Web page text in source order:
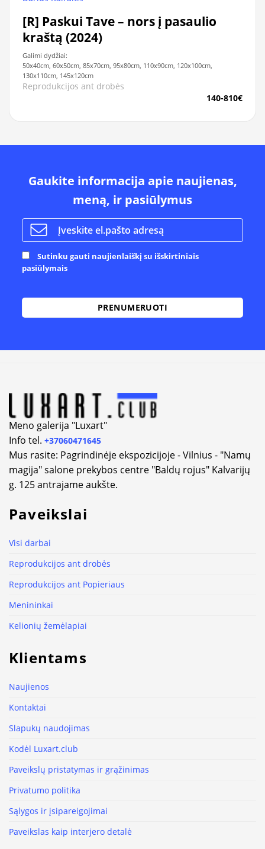
[R] Paskui Tave – nors į pasaulio
kraštą (2024)
Galimi dydžiai:
50x40cm, 60x50cm, 85x70cm, 95x80cm, 110x90cm, 120x100cm,
130x110cm, 145x120cm
Reprodukcijos ant drobės
140-810€
Gaukite informacija apie naujienas,
meną, ir pasiūlymus
Sutinku gauti naujienlaiškį su išskirtiniais
pasiūlymais
Meno galerija "Luxart"
Info tel. +37060471645
Mus rasite: Pagrindinėje ekspozicijoje - Vilnius - "Namų
magija" salone prekybos centre "Baldų rojus" Kalvarijų
g. 125 antrajame aukšte.
Paveikslai
Visi darbai
Reprodukcijos ant drobės
Reprodukcijos ant Popieriaus
Menininkai
Kelionių žemėlapiai
Klientams
Naujienos
Kontaktai
Slapukų naudojimas
Kodėl Luxart.club
Paveikslų pristatymas ir grąžinimas
Privatumo politika
Sąlygos ir įsipareigojimai
Paveikslas kaip interjero detalė